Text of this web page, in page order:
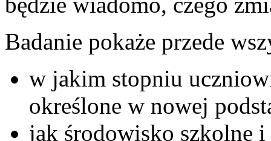
Badanie pokaże przede
w jakim stopniu
określone w nowej
jak środowisko szkolne